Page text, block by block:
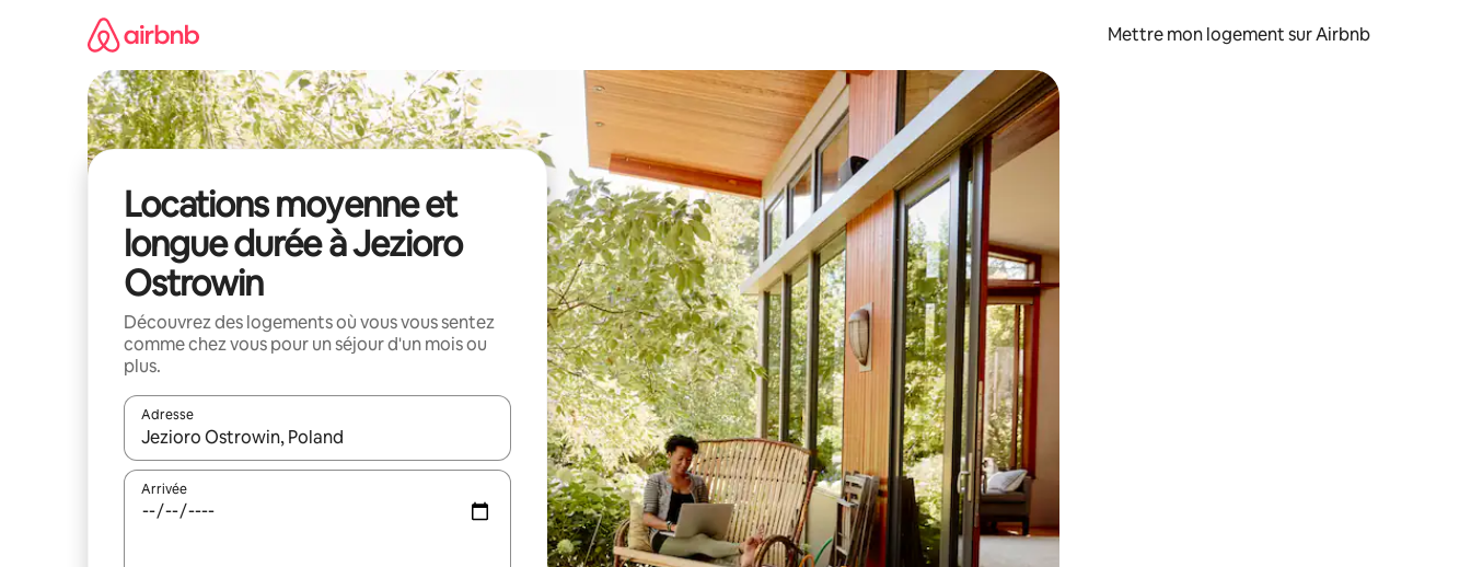
Mettre mon logement sur Airbnb
Locations moyenne et
longue durée à Jezioro
Ostrowin
Découvrez des logements où vous vous sentez
comme chez vous pour un séjour d'un mois ou
plus.
Adresse
Lorsque les résultats s'affichent, utilisez les flèches vers le haut et vers le bas pour les parcourir ou en appuyant et en faisant glisser.
Arrivée